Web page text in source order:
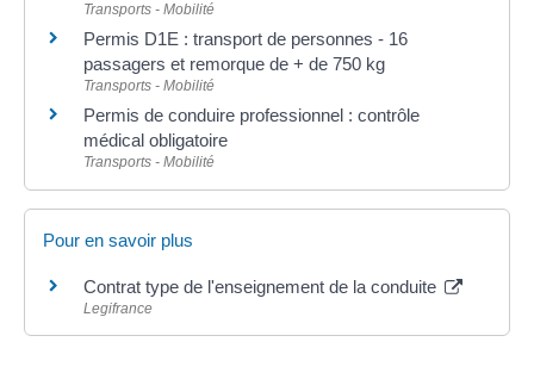
Transports - Mobilité
Permis D1E : transport de personnes - 16
passagers et remorque de + de 750 kg
Transports - Mobilité
Permis de conduire professionnel : contrôle
médical obligatoire
Transports - Mobilité
Pour en savoir plus
Contrat type de l'enseignement de la conduite
Legifrance